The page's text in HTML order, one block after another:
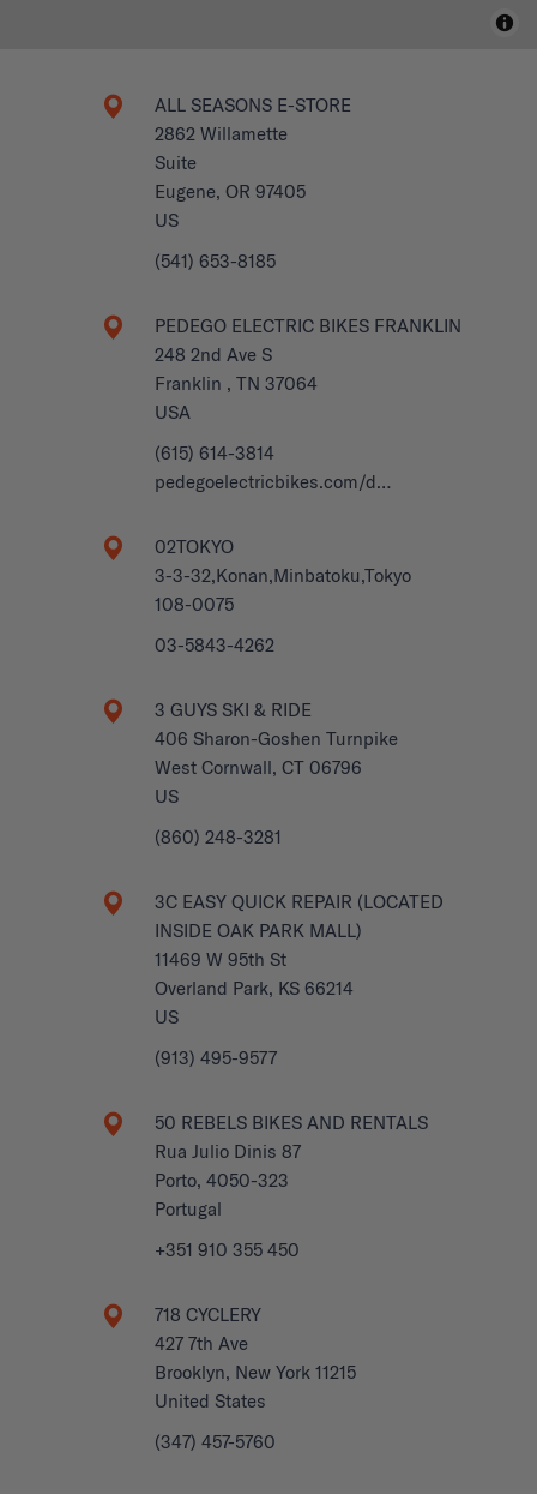
ALL SEASONS E-STORE
2862 Willamette
Suite
Eugene, OR 97405
US
(541) 653-8185
PEDEGO ELECTRIC BIKES FRANKLIN
248 2nd Ave S
Franklin , TN 37064
USA
(615) 614-3814
pedegoelectricbikes.com/d…
02TOKYO
3-3-32,Konan,Minbatoku,Tokyo
108-0075
03-5843-4262
3 GUYS SKI & RIDE
406 Sharon-Goshen Turnpike
West Cornwall, CT 06796
US
(860) 248-3281
3C EASY QUICK REPAIR (LOCATED
INSIDE OAK PARK MALL)
11469 W 95th St
Overland Park, KS 66214
US
(913) 495-9577
50 REBELS BIKES AND RENTALS
Rua Julio Dinis 87
Porto, 4050-323
Portugal
+351 910 355 450
718 CYCLERY
427 7th Ave
Brooklyn, New York 11215
United States
(347) 457-5760